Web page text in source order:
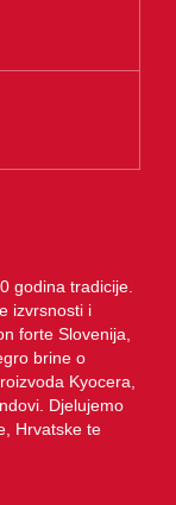
godina tradicije.
izvrsnosti i
forte Slovenija,
brine o
Kyocera,
Djelujemo
Hrvatske te